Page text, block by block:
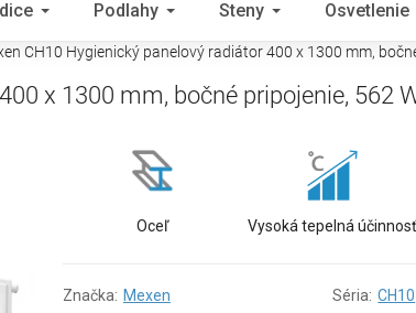
Podlahy Steny Osvetlenie
CH10 Hygienický panelový radiátor 400 x 1300 mm,
x 1300 mm, bočné pripojenie, 562
Oceľ Vysoká tepelná účinnosť
Značka: Mexen Séria: CH10